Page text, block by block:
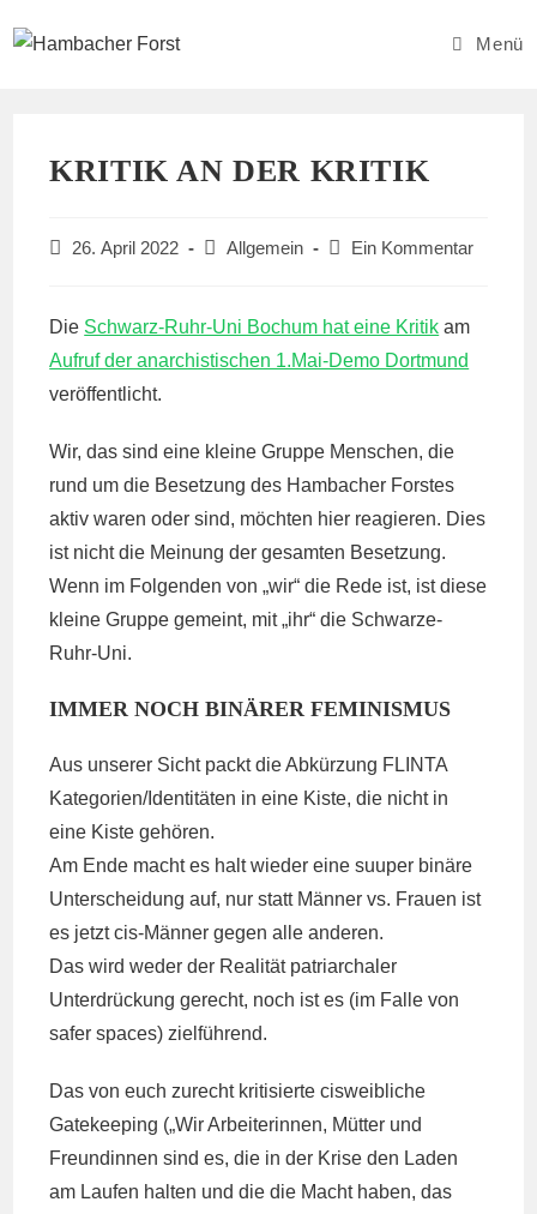
Inhalt
Menü
KRITIK AN DER KRITIK
Beitrag
26. April 2022
Beitrags-
Allgemein
Beitrags-
Ein Kommentar
Die Schwarz-Ruhr-Uni Bochum hat eine Kritik am
Aufruf der anarchistischen 1.Mai-Demo Dortmund
veröffentlicht.
Wir, das sind eine kleine Gruppe Menschen, die
rund um die Besetzung des Hambacher Forstes
aktiv waren oder sind, möchten hier reagieren. Dies
ist nicht die Meinung der gesamten Besetzung.
Wenn im Folgenden von „wir“ die Rede ist, ist diese
kleine Gruppe gemeint, mit „ihr“ die Schwarze-
Ruhr-Uni.
IMMER NOCH BINÄRER FEMINISMUS
Aus unserer Sicht packt die Abkürzung FLINTA
Kategorien/Identitäten in eine Kiste, die nicht in
eine Kiste gehören.
Am Ende macht es halt wieder eine suuper binäre
Unterscheidung auf, nur statt Männer vs. Frauen ist
es jetzt cis-Männer gegen alle anderen.
Das wird weder der Realität patriarchaler
Unterdrückung gerecht, noch ist es (im Falle von
safer spaces) zielführend.
Das von euch zurecht kritisierte cisweibliche
Gatekeeping („Wir Arbeiterinnen, Mütter und
Freundinnen sind es, die in der Krise den Laden
am Laufen halten und die die Macht haben, das